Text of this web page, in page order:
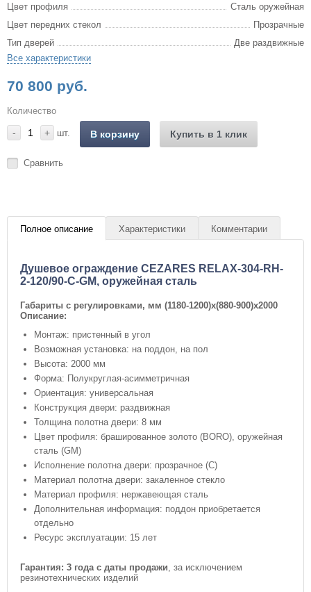
Цвет профиля
Сталь оружейная
Цвет передних стекол
Прозрачные
Тип дверей
Две раздвижные
Все характеристики
70 800 руб.
Количество
- + шт. В корзину Купить в 1 клик
Сравнить
Полное описание Характеристики Комментарии
Душевое ограждение CEZARES RELAX-304-RH-
2-120/90-C-GM, оружейная сталь
Габариты с регулировками, мм (1180-1200)x(880-900)x2000
Описание:
Монтаж: пристенный в угол
Возможная установка: на поддон, на пол
Высота: 2000 мм
Форма: Полукруглая-асимметричная
Ориентация: универсальная
Конструкция двери: раздвижная
Толщина полотна двери: 8 мм
Цвет профиля: брашированное золото (BORO), оружейная
сталь (GM)
Исполнение полотна двери: прозрачное (C)
Материал полотна двери: закаленное стекло
Материал профиля: нержавеющая сталь
Дополнительная информация: поддон приобретается
отдельно
Ресурс эксплуатации: 15 лет
Гарантия: 3 года с даты продажи , за исключением
резинотехнических изделий